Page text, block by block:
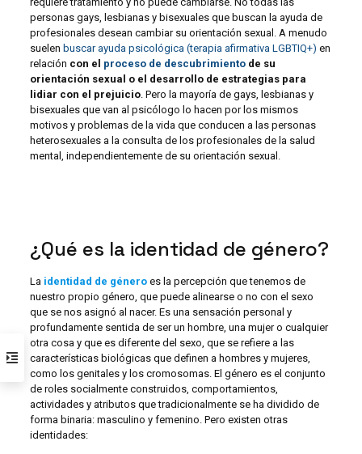
personas gays, lesbianas y bisexuales que buscan la ayuda de
profesionales desean cambiar su orientación sexual. A menudo
suelen buscar ayuda psicológica (terapia afirmativa LGBTIQ+) en
relación con el proceso de descubrimientode su
orientación sexual o el desarrollo de estrategias para
lidiar con el prejuicio. Pero la mayoría de gays, lesbianas y
bisexuales que van al psicólogo lo hacen por los mismos
motivos y problemas de la vida que conducen a las personas
heterosexuales a la consulta de los profesionales de la salud
mental, independientemente de su orientación sexual.
¿Qué es la identidad de género?
La identidad de géneroes la percepción que tenemos de
nuestro propio género, que puede alinearse o no con el sexo
que se nos asignó al nacer. Es una sensación personal y
profundamente sentida de ser un hombre, una mujer o cualquier
otra cosa y que es diferente del sexo, que se refiere a las
características biológicas que definen a hombres y mujeres,
como los genitales y los cromosomas. El género es el conjunto
de roles socialmente construidos, comportamientos,
actividades y atributos que tradicionalmente se ha dividido de
forma binaria: masculino y femenino. Pero existen otras
identidades: